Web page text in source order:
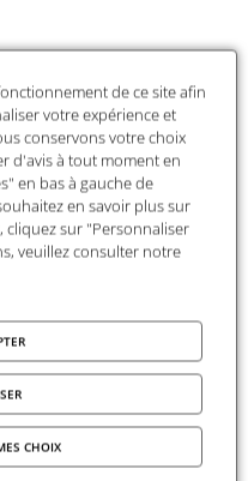
parTill KUHNLE
Espaces Humains et
Paris : Le lit, genèse
vivo de Max Aub
Les tombés du lit de
de ce site afin
votre expérience et
conservons votre choix
d'avis à tout moment en
en bas à gauche de
en savoir plus sur
cliquez sur "Personnaliser
veuillez consulter notre
CHOIX